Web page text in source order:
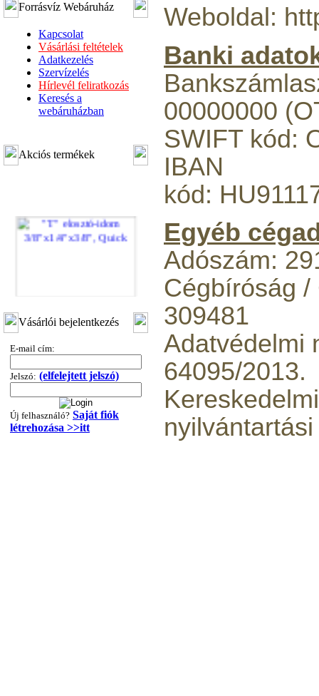
Forrásvíz Webáruház
Kapcsolat
Vásárlási feltételek
Adatkezelés
Szervízelés
Hírlevél feliratkozás
Keresés a
webáruházban
Akciós termékek
3/8"x1/4"x3/8", Quick
---------
Vásárlói bejelentkezés
E-mail cím:
Jelszó: (elfelejtett jelszó)
Új felhasználó? Saját fiók
létrehozása >>itt
Weboldal:
Banki
00000000
SWIFT kód:
IBAN
kód:
Egyéb
Adószám:
Cégbíróság /
309481
Adatvédelmi
64095/2013.